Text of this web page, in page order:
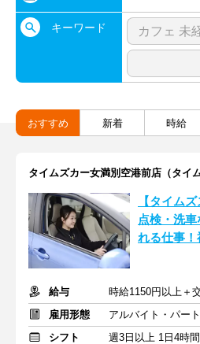
キーワード
おすすめ 新着 時給
タイムズカー女満別空港前店（タイ
【タイム
点検・洗
れる仕事
給与
時給1150円以上＋
雇用形態
アルバイト・パート
シフト
週3日以上 1日4時